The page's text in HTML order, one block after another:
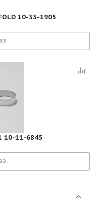
GASKET, INTAKE MANIFOLD 10-33-1905
10-11-6845